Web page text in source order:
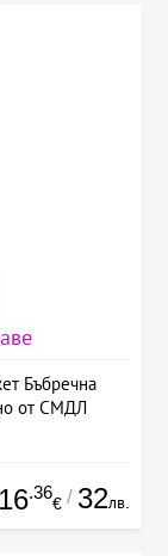
Бъбречна
от СМДЛ
16.36
€ / 32лв.